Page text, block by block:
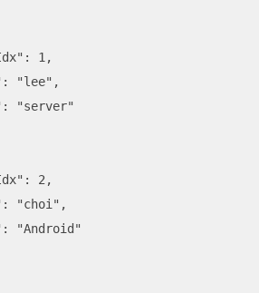
1,
"lee",
"server"
2,
"choi",
"Android"